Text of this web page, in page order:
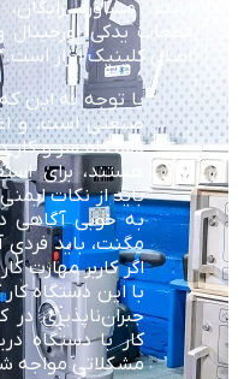
است. مشاوره
قطعات یدکی
اصلی کلینیک ابزار است.
با توجه به این
صنعتی است، و
دستگاه سر و کار
هستند، برای
باید از نکات
به خوبی آگاهی
مگنت، باید
اگر کاربر مهارت
با این دستگاه
جبران‌ناپذیری
کار با دستگاه
مشکلاتی مواجه